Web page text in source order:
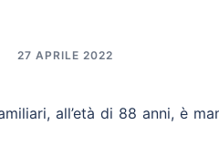
27 APRILE 2022
all’età di 88 anni, è